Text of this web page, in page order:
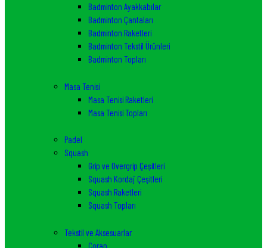
Badminton Ayakkabılar
Badminton Çantaları
Badminton Raketleri
Badminton Tekstil Ürünleri
Badminton Topları
Masa Tenisi
Masa Tenisi Raketleri
Masa Tenisi Topları
Padel
Squash
Grip ve Overgrip Çeşitleri
Squash Kordaj Çeşitleri
Squash Raketleri
Squash Topları
Tekstil ve Aksesuarlar
Çorap